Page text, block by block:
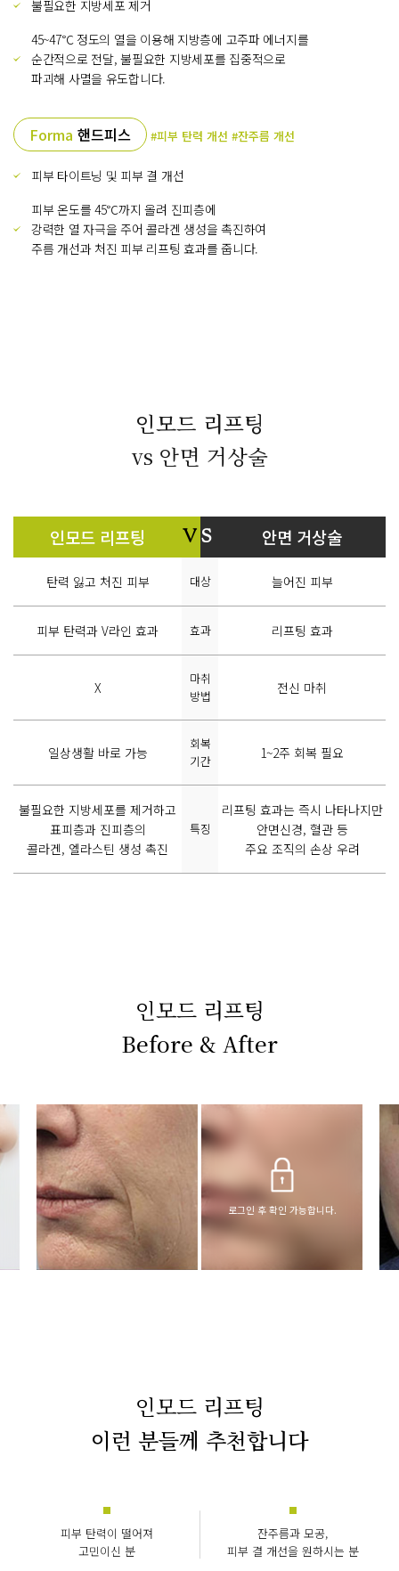
불필요한 지방세포 제거
45~47℃ 정도의 열을 이용해 지방층에 고주파 에너지를
순간적으로 전달, 불필요한 지방세포를 집중적으로
파괴해 사멸을 유도합니다.
Forma 핸드피스 #피부 탄력 개선 #잔주름 개선
피부 타이트닝 및 피부 결 개선
피부 온도를 45℃까지 올려 진피층에
강력한 열 자극을 주어 콜라겐 생성을 촉진하여
주름 개선과 처진 피부 리프팅 효과를 줍니다.
인모드 리프팅
vs 안면 거상술
인모드 리프팅 VS 안면 거상술
탄력 잃고 처진 피부 대상 늘어진 피부
피부 탄력과 V라인 효과 효과 리프팅 효과
X
마취
방법
전신 마취
일상생활 바로 가능
회복
기간
1~2주 회복 필요
불필요한 지방세포를 제거하고
표피층과 진피층의
콜라겐, 엘라스틴 생성 촉진
특징
리프팅 효과는 즉시 나타나지만
안면신경, 혈관 등
주요 조직의 손상 우려
인모드 리프팅
Before & After
로그인 후 확인 가능합니다.
인모드 리프팅
이런 분들께 추천합니다
피부 탄력이 떨어져
고민이신 분
잔주름과 모공,
피부 결 개선을 원하시는 분